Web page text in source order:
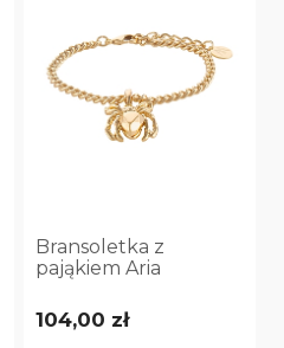
Bransoletka z
pająkiem Aria
(B25/NUT/07AU)
104,00 zł